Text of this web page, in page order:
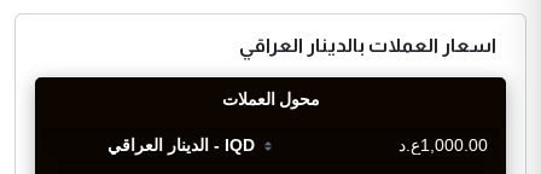
اسعار العملات بالدينار العراقي